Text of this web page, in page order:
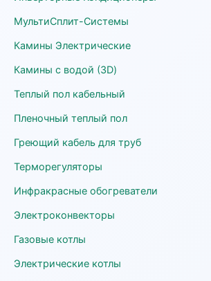
МультиСплит-Системы
Камины Электрические
Камины с водой (3D)
Теплый пол кабельный
Пленочный теплый пол
Греющий кабель для труб
Терморегуляторы
Инфракрасные обогреватели
Электроконвекторы
Газовые котлы
Электрические котлы